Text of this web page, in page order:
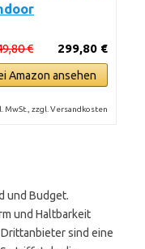
299,80 €
€
Amazon ansehen
MwSt., zzgl. Versandkosten
und Budget.
und Haltbarkeit
sind eine